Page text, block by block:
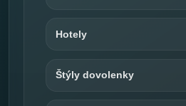
Hotely
Štýly dovolenky